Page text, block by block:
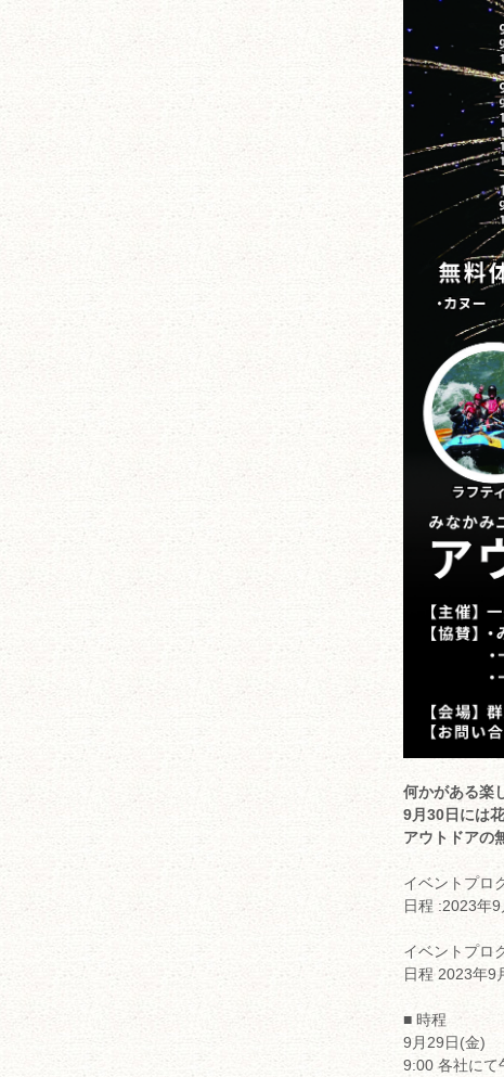
何かがある楽
9月30日には
アウトドアの
イベントプロ
日程 :2023年9
イベントプロ
日程 2023年9
■ 時程
9月29日(金)
9:00 各社にて